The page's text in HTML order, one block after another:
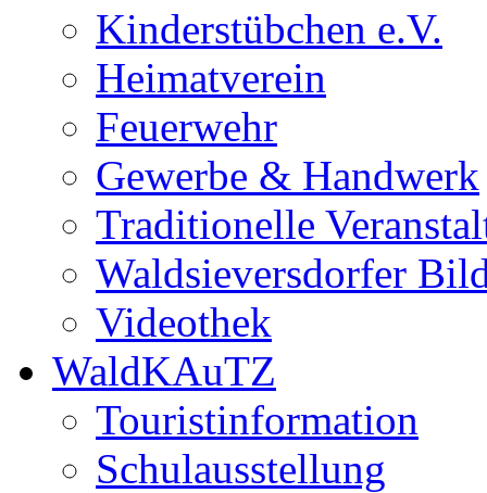
Kinderstübchen e.V.
Heimatverein
Feuerwehr
Gewerbe & Handwerk
Traditionelle
Waldsieversdorfer
Videothek
WaldKAuTZ
Touristinformation
Schulausstellung